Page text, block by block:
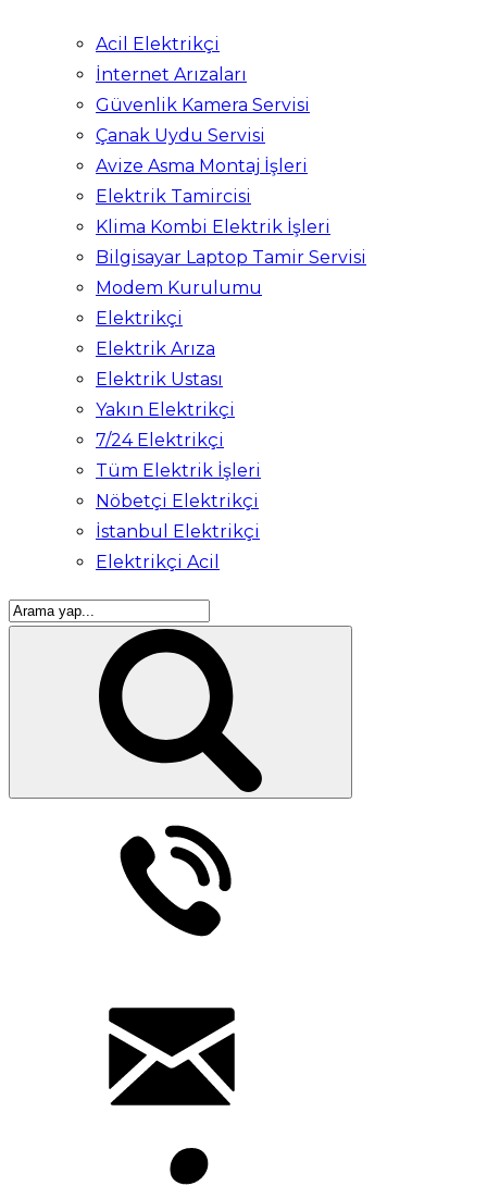
Acil Elektrikçi
İnternet Arızaları
Güvenlik Kamera Servisi
Çanak Uydu Servisi
Avize Asma Montaj İşleri
Elektrik Tamircisi
Klima Kombi Elektrik İşleri
Bilgisayar Laptop Tamir Servisi
Modem Kurulumu
Elektrikçi
Elektrik Arıza
Elektrik Ustası
Yakın Elektrikçi
7/24 Elektrikçi
Tüm Elektrik İşleri
Nöbetçi Elektrikçi
İstanbul Elektrikçi
Elektrikçi Acil